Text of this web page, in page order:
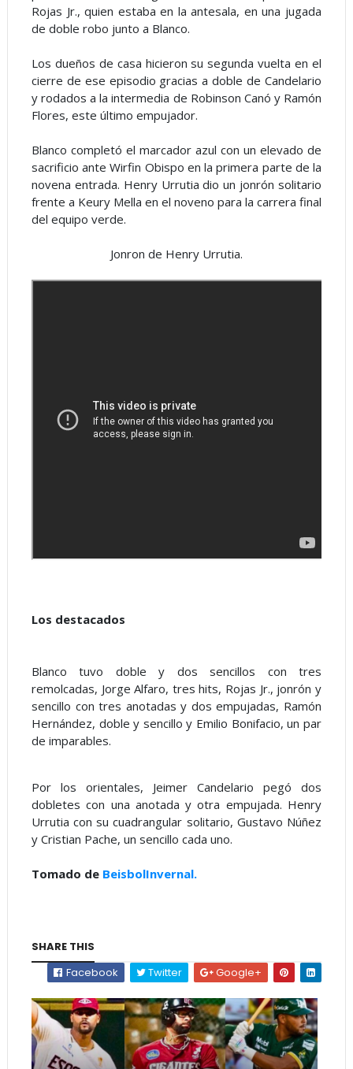
Rojas Jr., quien estaba en la antesala, en una jugada
de doble robo junto a Blanco.
Los dueños de casa hicieron su segunda vuelta en el
cierre de ese episodio gracias a doble de Candelario
y rodados a la intermedia de Robinson Canó y Ramón
Flores, este último empujador.
Blanco completó el marcador azul con un elevado de
sacrificio ante Wirfin Obispo en la primera parte de la
novena entrada. Henry Urrutia dio un jonrón solitario
frente a Keury Mella en el noveno para la carrera final
del equipo verde.
Jonron de Henry Urrutia.
Los destacados
Blanco tuvo doble y dos sencillos con tres
remolcadas, Jorge Alfaro, tres hits, Rojas Jr., jonrón y
sencillo con tres anotadas y dos empujadas, Ramón
Hernández, doble y sencillo y Emilio Bonifacio, un par
de imparables.
Por los orientales, Jeimer Candelario pegó dos
dobletes con una anotada y otra empujada. Henry
Urrutia con su cuadrangular solitario, Gustavo Núñez
y Cristian Pache, un sencillo cada uno.
Tomado de BeisbolInvernal.
SHARE THIS
Facebook
Twitter Google+